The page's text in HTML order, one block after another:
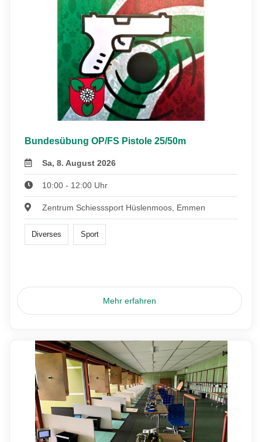
Bundesübung OP/FS Pistole 25/50m
Sa, 8. August 2026
10:00 - 12:00 Uhr
Zentrum Schiesssport Hüslenmoos, Emmen
Diverses Sport
Mehr erfahren